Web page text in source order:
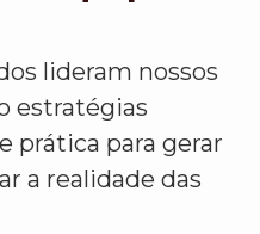
lideram nossos
estratégias
prática para gerar
a realidade das